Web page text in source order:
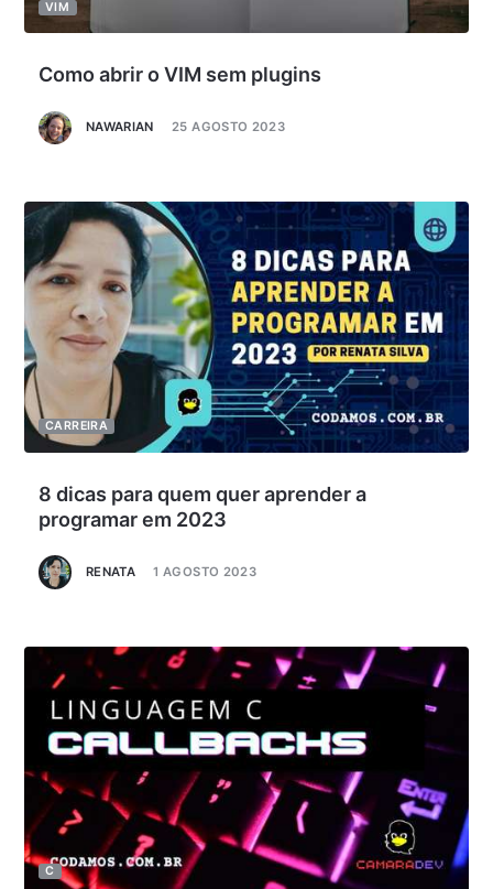
Como abrir o VIM sem plugins
NAWARIAN 25 AGOSTO 2023
VIM
8 dicas para quem quer aprender a
programar em 2023
RENATA 1 AGOSTO 2023
CARREIRA
C